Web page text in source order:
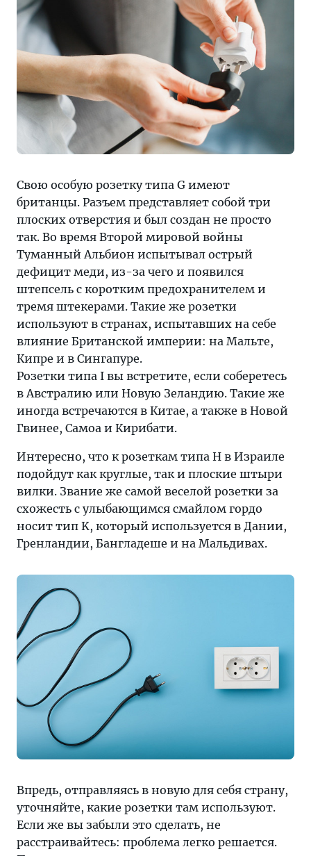
Свою особую розетку типа G имеют
британцы. Разъем представляет собой три
плоских отверстия и был создан не просто
так. Во время Второй мировой войны
Туманный Альбион испытывал острый
дефицит меди, из-за чего и появился
штепсель с коротким предохранителем и
тремя штекерами. Такие же розетки
используют в странах, испытавших на себе
влияние Британской империи: на Мальте,
Кипре и в Сингапуре.
Розетки типа I вы встретите, если соберетесь
в Австралию или Новую Зеландию. Такие же
иногда встречаются в Китае, а также в Новой
Гвинее, Самоа и Кирибати.
Интересно, что к розеткам типа H в Израиле
подойдут как круглые, так и плоские штыри
вилки. Звание же самой веселой розетки за
схожесть с улыбающимся смайлом гордо
носит тип K, который используется в Дании,
Гренландии, Бангладеше и на Мальдивах.
Впредь, отправляясь в новую для себя страну,
уточняйте, какие розетки там используют.
Если же вы забыли это сделать, не
расстраивайтесь: проблема легко решается.